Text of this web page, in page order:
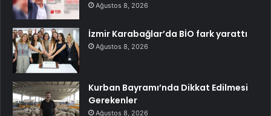
Ağustos 8, 2026
İzmir Karabağlar’da BİO fark yarattı
Ağustos 8, 2026
Kurban Bayramı’nda Dikkat Edilmesi
Gerekenler
Ağustos 8, 2026